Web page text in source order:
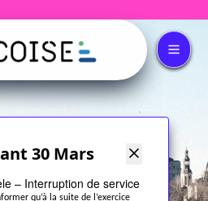
30 Mars
– Interruption de service
qu’à la suite de l’exercice